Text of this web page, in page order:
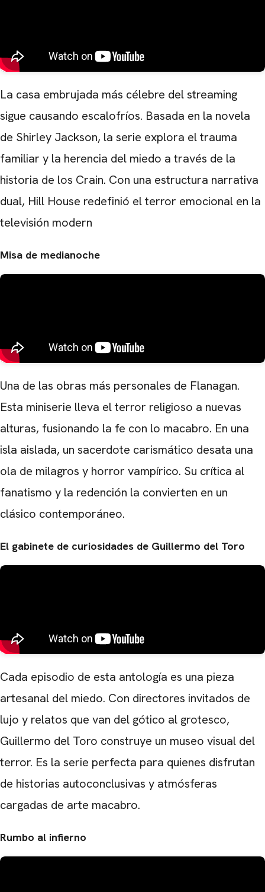
La casa embrujada más célebre del streaming
sigue causando escalofríos. Basada en la novela
de Shirley Jackson, la serie explora el trauma
familiar y la herencia del miedo a través de la
historia de los Crain. Con una estructura narrativa
dual, Hill House redefinió el terror emocional en la
televisión modern
Misa de medianoche
Una de las obras más personales de Flanagan.
Esta miniserie lleva el terror religioso a nuevas
alturas, fusionando la fe con lo macabro. En una
isla aislada, un sacerdote carismático desata una
ola de milagros y horror vampírico. Su crítica al
fanatismo y la redención la convierten en un
clásico contemporáneo.
El gabinete de curiosidades de Guillermo del Toro
Cada episodio de esta antología es una pieza
artesanal del miedo. Con directores invitados de
lujo y relatos que van del gótico al grotesco,
Guillermo del Toro construye un museo visual del
terror. Es la serie perfecta para quienes disfrutan
de historias autoconclusivas y atmósferas
cargadas de arte macabro.
Rumbo al infierno